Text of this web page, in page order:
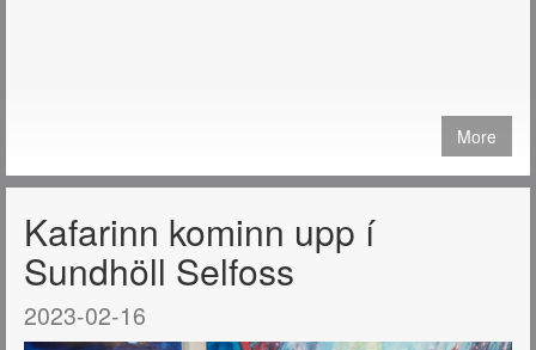
More
Kafarinn kominn upp í
Sundhöll Selfoss
2023-02-16